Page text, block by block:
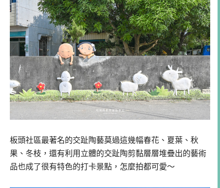
板頭社區最著名的交趾陶藝莫過這幾幅春花、夏葉、秋
果、冬枝，還有利用立體的交趾陶剪黏層層堆疊出的藝術
品也成了很有特色的打卡景點，怎麼拍都可愛～